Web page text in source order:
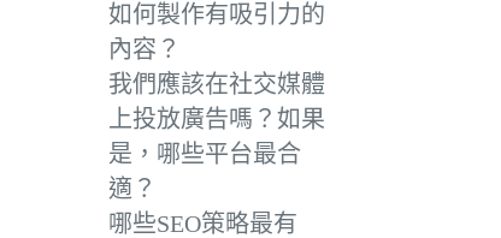
如何製作有吸引力的
內容？
我們應該在社交媒體
上投放廣告嗎？如果
是，哪些平台最合
適？
哪些SEO策略最有